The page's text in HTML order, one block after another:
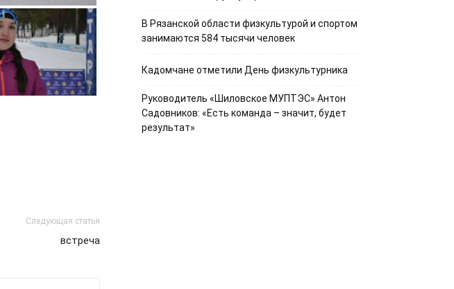
Следующая статья
встреча
В Рязанской области физкультурой и спортом
занимаются 584 тысячи человек
Кадомчане отметили День физкультурника
Руководитель «Шиловское МУПТЭС» Антон
Садовников: «Есть команда – значит, будет
результат»